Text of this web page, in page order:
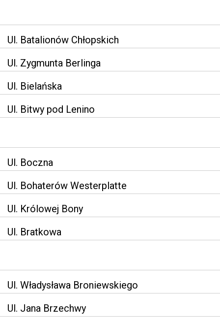
Ul. Batalionów Chłopskich
Ul. Zygmunta Berlinga
Ul. Bielańska
Ul. Bitwy pod Lenino
Ul. Boczna
Ul. Bohaterów Westerplatte
Ul. Królowej Bony
Ul. Bratkowa
Ul. Władysława Broniewskiego
Ul. Jana Brzechwy